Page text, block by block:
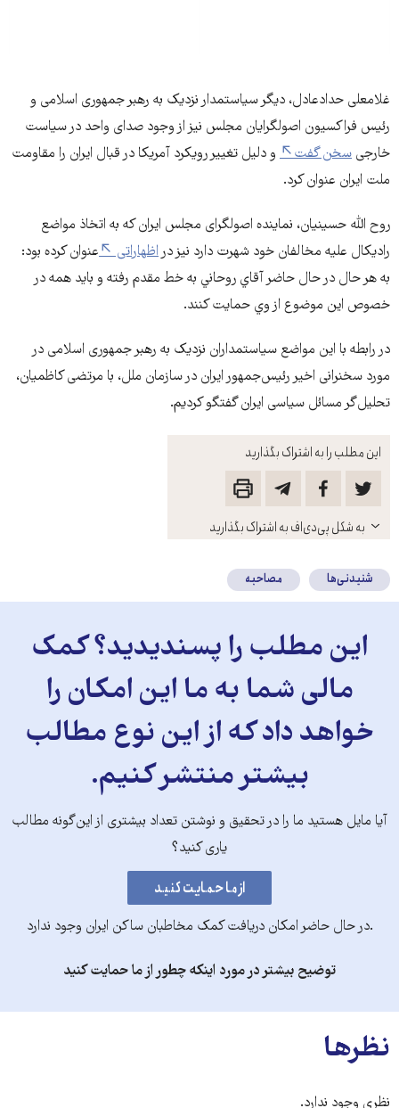
این مطلب را به اشتراک بگذارید
باز
کنید
به شکل پی‌دی‌اف به اشتراک بگذارید
غلامعلی حدادعادل، دیگر سیاستمدار نزدیک به رهبر جمهوری اسلامی و
رئیس فراکسیون اصولگرایان مجلس نیز از وجود صدای واحد در سیاست
خارجی سخن گفت
و دلیل تغییر رویکرد آمریکا در قبال ایران را مقاومت
ملت ایران عنوان کرد.
روح الله حسینیان، نماینده اصولگرای مجلس ایران که به اتخاذ مواضع
رادیکال علیه مخالفان خود شهرت دارد نیز دراظهاراتی
عنوان کرده بود:
به هر حال در حال حاضر آقاي روحاني به خط مقدم رفته و بايد همه در
خصوص اين موضوع از وي حمايت كنند.
در رابطه با این مواضع سیاستمداران نزدیک به رهبر جمهوری اسلامی در
مورد سخنرانی اخیر رئیس‌جمهور ایران در سازمان ملل، با مرتضی کاظمیان،
تحلیل‌گر مسائل سیاسی ایران گفتگو کردیم.
شنیدنی‌ها مصاحبه
این مطلب را پسندیدید؟ کمک
مالی شما به ما این امکان را
خواهد داد که از این نوع مطالب
بیشتر منتشر کنیم.
آیا مایل هستید ما را در تحقیق و نوشتن تعداد بیشتری از این‌گونه مطالب
یاری کنید؟
.در حال حاضر امکان دریافت کمک مخاطبان ساکن ایران وجود ندارد
توضیح بیشتر در مورد اینکه چطور از ما حمایت کنید
نظرها
نظری وجود ندارد.